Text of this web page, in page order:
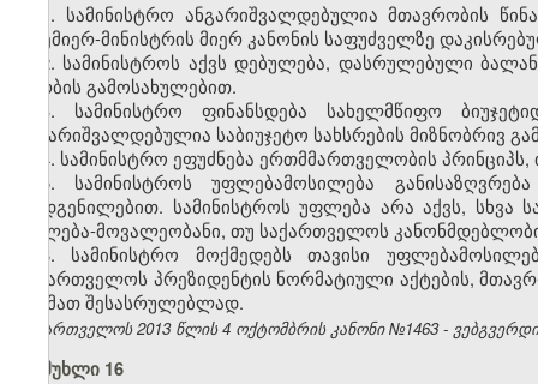
1. სამინისტრო ანგარიშვალდებულია მთავრობის
პრემიერ-მინისტრის მიერ კანონის საფუძველზე
2. სამინისტროს აქვს დებულება, დასრულებული
გერბის გამოსახულებით.
3. სამინისტრო ფინანსდება სახელმწიფო
ანგარიშვალდებულია საბიუჯეტო სახსრების მიზნობრივ
4. სამინისტრო ეფუძნება ერთმმართველობის
5. სამინისტროს უფლებამოსილება
დადგენილებით. სამინისტროს უფლება არა აქვს, სხვა
უფლება-მოვალეობანი, თუ საქართველოს
6. სამინისტრო მოქმედებს თავისი
საქართველოს პრეზიდენტის ნორმატიული აქტების,
და მათ შესასრულებლად.
საქართველოს 2013 წლის 4 ოქტომბრის კანონი №1463 -
მუხლი 16